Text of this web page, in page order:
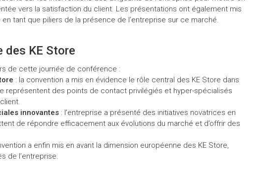
vers la satisfaction du client. Les présentations ont également mis
tant que piliers de la présence de l’entreprise sur ce marché.
des KE Store
de cette journée de conférence :
: la convention a mis en évidence le rôle central des KE Store dans
représentent des points de contact privilégiés et hyper-spécialisés
innovantes: l’entreprise a présenté des initiatives novatrices en
de répondre efficacement aux évolutions du marché et d’offrir des
a enfin mis en avant la dimension européenne des KE Store,
de l’entreprise.